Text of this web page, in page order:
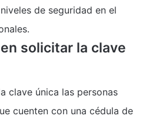
de seguridad en el
solicitar la clave
clave única las personas
cuenten con una cédula de